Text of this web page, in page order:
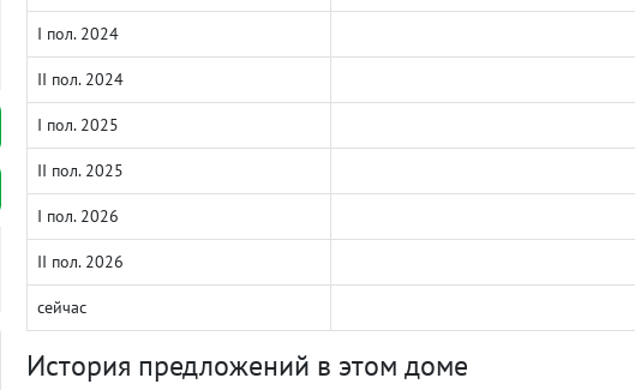
I пол. 2024
II пол. 2024
I пол. 2025
II пол. 2025
I пол. 2026
II пол. 2026
сейчас
История предложений в этом доме